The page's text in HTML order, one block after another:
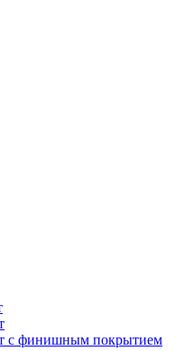
с финишным покрытием